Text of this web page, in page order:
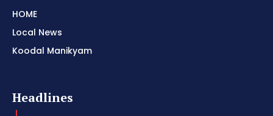
HOME
Local News
Koodal Manikyam
Headlines